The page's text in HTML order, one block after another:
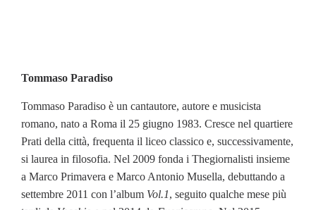
Tommaso Paradiso
Tommaso Paradiso è un cantautore, autore e musicista
romano, nato a Roma il 25 giugno 1983. Cresce nel quartiere
Prati della città, frequenta il liceo classico e, successivamente,
si laurea in filosofia. Nel 2009 fonda i Thegiornalisti insieme
a Marco Primavera e Marco Antonio Musella, debuttando a
settembre 2011 con l’album Vol.1, seguito qualche mese più